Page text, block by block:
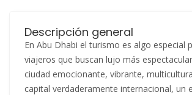
Descripción general
En Abu Dhabi el turismo es algo especial
viajeros que buscan lujo más
ciudad emocionante, vibrante,
capital verdaderamente internacional, un